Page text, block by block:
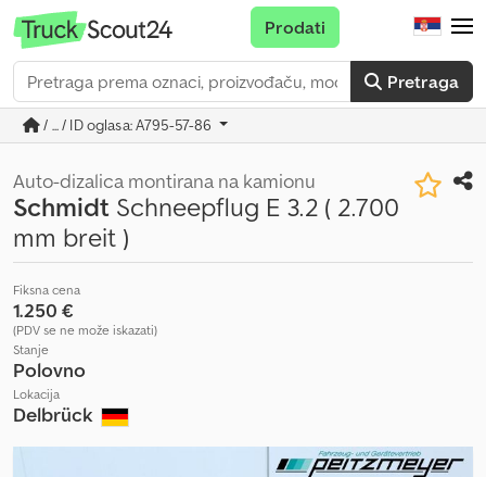
Pretraga
Prodati
/ ... / ID oglasa: A795-57-86
Auto-dizalica montirana na kamionu
Schmidt Schneepflug E 3.2 ( 2.700
mm breit )
Fiksna cena
1.250 €
(PDV se ne može iskazati)
Stanje
Polovno
Lokacija
Delbrück